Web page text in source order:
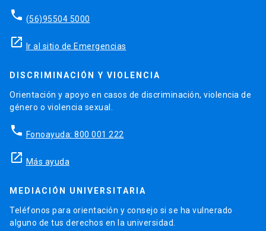
phone (56)95504 5000
launch Ir al sitio de Emergencias
DISCRIMINACIÓN Y VIOLENCIA
Orientación y apoyo en casos de discriminación, violencia de
género o violencia sexual.
phone Fonoayuda: 800 001 222
launch Más ayuda
MEDIACIÓN UNIVERSITARIA
Teléfonos para orientación y consejo si se ha vulnerado
alguno de tus derechos en la universidad.